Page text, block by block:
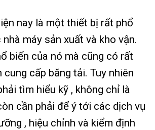
nay là một thiết bị rất phổ
máy sản xuất và kho vận.
biến của nó mà cũng có rất
cung cấp băng tải. Tuy nhiên
tìm hiểu kỹ , không chỉ là
cần phải để ý tới các dịch vụ
, hiệu chỉnh và kiểm định